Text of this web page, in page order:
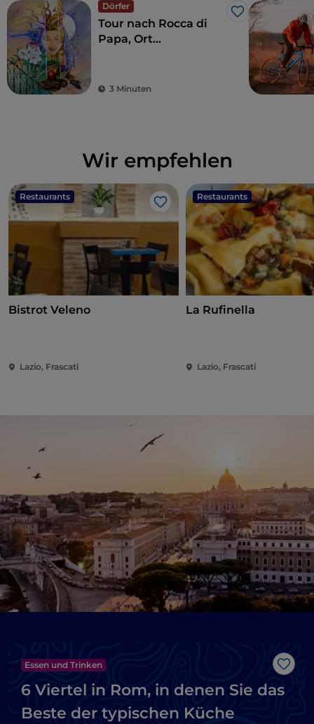
Dörfer
Like
Tour nach Rocca di
Papa, Ort
Legenden
3 Minuten
Wir empfehlen
Restaurants
Like
Bistrot Veleno
Lazio, Frascati
Restaurants
La Rufinella
Lazio, Frascati
Like
Essen und Trinken
6 Viertel in Rom, in denen Sie das
Beste der typischen Küche